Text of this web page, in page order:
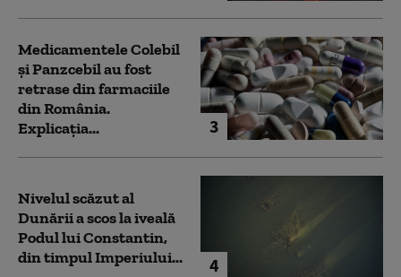
3
Medicamentele Colebil
și Panzcebil au fost
retrase din farmaciile
din România.
Explicația...
4
Nivelul scăzut al
Dunării a scos la iveală
Podul lui Constantin,
din timpul Imperiului...